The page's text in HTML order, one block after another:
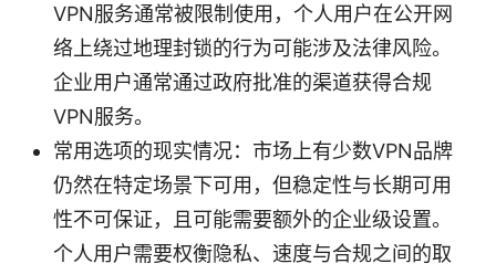
VPN服务通常被限制使用，个人用户在公开网
络上绕过地理封锁的行为可能涉及法律风险。
企业用户通常通过政府批准的渠道获得合规
VPN服务。
常用选项的现实情况：市场上有少数VPN品牌
仍然在特定场景下可用，但稳定性与长期可用
性不可保证，且可能需要额外的企业级设置。
个人用户需要权衡隐私、速度与合规之间的取